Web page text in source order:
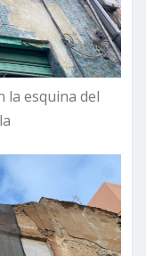
la esquina del